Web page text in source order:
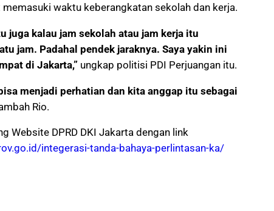
memasuki waktu keberangkatan sekolah dan kerja.
juga kalau jam sekolah atau jam kerja itu
jam. Padahal pendek jaraknya. Saya yakin ini
di Jakarta,” ungkap politisi PDI Perjuangan itu.
menjadi perhatian dan kita anggap itu sebagai
Rio.
Website DPRD DKI Jakarta dengan link
integerasi-tanda-bahaya-perlintasan-ka/